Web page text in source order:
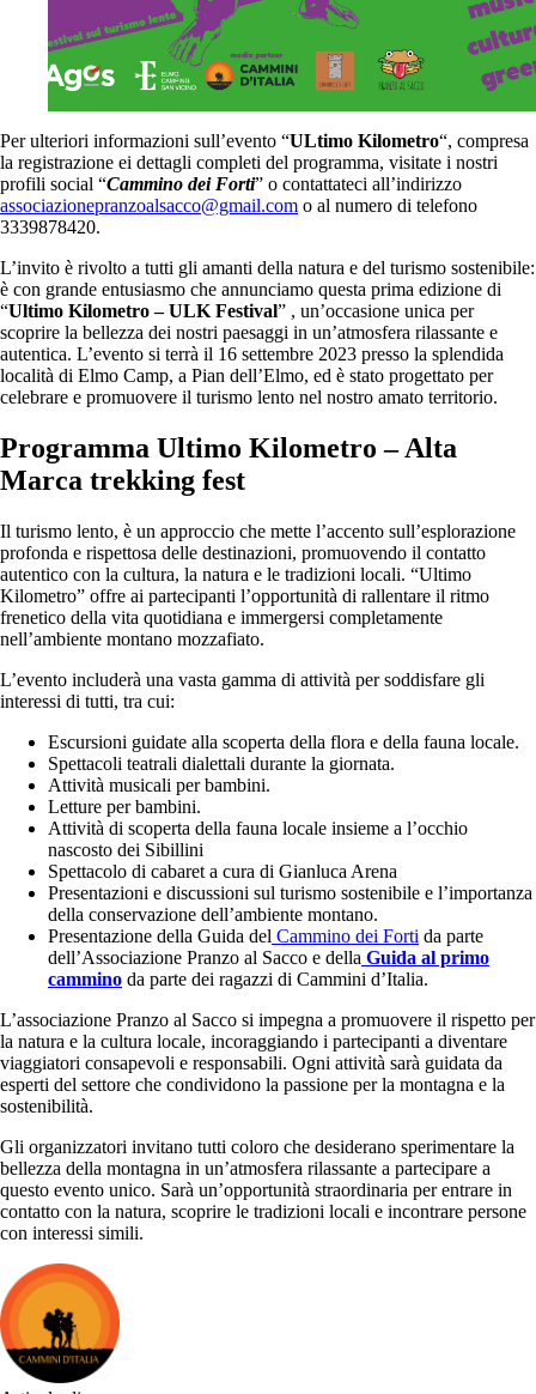
Per ulteriori informazioni sull’evento “ULtimo Kilometro“, compresa
la registrazione ei dettagli completi del programma, visitate i nostri
profili social “Cammino dei Forti” o contattateci all’indirizzo
associazionepranzoalsacco@gmail.com o al numero di telefono
3339878420.
L’invito è rivolto a tutti gli amanti della natura e del turismo sostenibile:
è con grande entusiasmo che annunciamo questa prima edizione di
“Ultimo Kilometro – ULK Festival” , un’occasione unica per
scoprire la bellezza dei nostri paesaggi in un’atmosfera rilassante e
autentica. L’evento si terrà il 16 settembre 2023 presso la splendida
località di Elmo Camp, a Pian dell’Elmo, ed è stato progettato per
celebrare e promuovere il turismo lento nel nostro amato territorio.
Programma Ultimo Kilometro – Alta
Marca trekking fest
Il turismo lento, è un approccio che mette l’accento sull’esplorazione
profonda e rispettosa delle destinazioni, promuovendo il contatto
autentico con la cultura, la natura e le tradizioni locali. “Ultimo
Kilometro” offre ai partecipanti l’opportunità di rallentare il ritmo
frenetico della vita quotidiana e immergersi completamente
nell’ambiente montano mozzafiato.
L’evento includerà una vasta gamma di attività per soddisfare gli
interessi di tutti, tra cui:
Escursioni guidate alla scoperta della flora e della fauna locale.
Spettacoli teatrali dialettali durante la giornata.
Attività musicali per bambini.
Letture per bambini.
Attività di scoperta della fauna locale insieme a l’occhio
nascosto dei Sibillini
Spettacolo di cabaret a cura di Gianluca Arena
Presentazioni e discussioni sul turismo sostenibile e l’importanza
della conservazione dell’ambiente montano.
Presentazione della Guida del Cammino dei Forti da parte
dell’Associazione Pranzo al Sacco e della Guida al primo
cammino da parte dei ragazzi di Cammini d’Italia.
L’associazione Pranzo al Sacco si impegna a promuovere il rispetto per
la natura e la cultura locale, incoraggiando i partecipanti a diventare
viaggiatori consapevoli e responsabili. Ogni attività sarà guidata da
esperti del settore che condividono la passione per la montagna e la
sostenibilità.
Gli organizzatori invitano tutti coloro che desiderano sperimentare la
bellezza della montagna in un’atmosfera rilassante a partecipare a
questo evento unico. Sarà un’opportunità straordinaria per entrare in
contatto con la natura, scoprire le tradizioni locali e incontrare persone
con interessi simili.